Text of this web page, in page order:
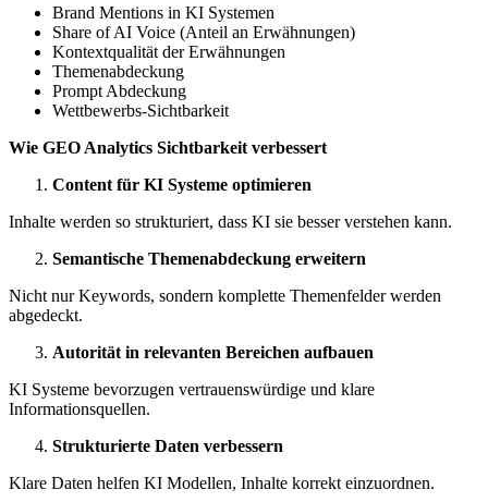
Brand Mentions in KI Systemen
Share of AI Voice (Anteil an Erwähnungen)
Kontextqualität der Erwähnungen
Themenabdeckung
Prompt Abdeckung
Wettbewerbs-Sichtbarkeit
Wie GEO Analytics Sichtbarkeit verbessert
Content für KI Systeme optimieren
Inhalte werden so strukturiert, dass KI sie besser verstehen kann.
Semantische Themenabdeckung erweitern
Nicht nur Keywords, sondern komplette Themenfelder werden
abgedeckt.
Autorität in relevanten Bereichen aufbauen
KI Systeme bevorzugen vertrauenswürdige und klare
Informationsquellen.
Strukturierte Daten verbessern
Klare Daten helfen KI Modellen, Inhalte korrekt einzuordnen.